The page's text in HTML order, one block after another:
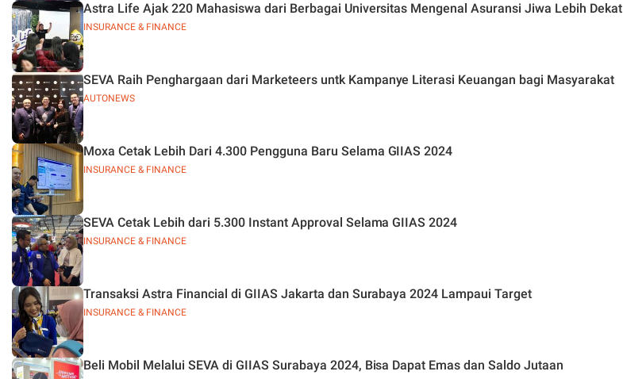
INSURANCE & FINANCE
Astra Life Ajak 220 Mahasiswa dari Berbagai Universitas Mengenal Asuransi Jiwa Lebih Dekat
AUTONEWS
SEVA Raih Penghargaan dari Marketeers untk Kampanye Literasi Keuangan bagi Masyarakat
INSURANCE & FINANCE
Moxa Cetak Lebih Dari 4.300 Pengguna Baru Selama GIIAS 2024
INSURANCE & FINANCE
SEVA Cetak Lebih dari 5.300 Instant Approval Selama GIIAS 2024
INSURANCE & FINANCE
Transaksi Astra Financial di GIIAS Jakarta dan Surabaya 2024 Lampaui Target
Beli Mobil Melalui SEVA di GIIAS Surabaya 2024, Bisa Dapat Emas dan Saldo Jutaan